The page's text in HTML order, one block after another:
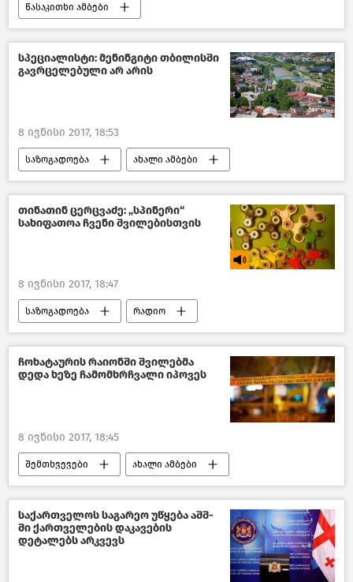
წასაკითხი ამბები
საინტერესო ადამიანები საქართველო
მსოფლიოს ახალი ამბები
სპეციალისტი: მენინგიტი თბილისში
გავრცელებული არ არის
8 ივნისი 2017, 18:53
საზოგადოება ახალი ამბები
საქართველო
თინათინ ცერცვაძე: „სპინერი“
სახიფათოა ჩვენი შვილებისთვის
8 ივნისი 2017, 18:47
საზოგადოება რადიო
საქართველო
ჩოხატაურის რაიონში შვილებმა
დედა ხეზე ჩამომხრჩვალი იპოვეს
8 ივნისი 2017, 18:45
შემთხვევები ახალი ამბები
საქართველო
საქართველოს საგარეო უწყება აშშ-
ში ქართველების დაკავების
დეტალებს არკვევს